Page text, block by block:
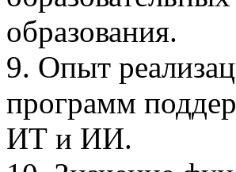
образования.
9. Опыт
программ
ИТ и ИИ.